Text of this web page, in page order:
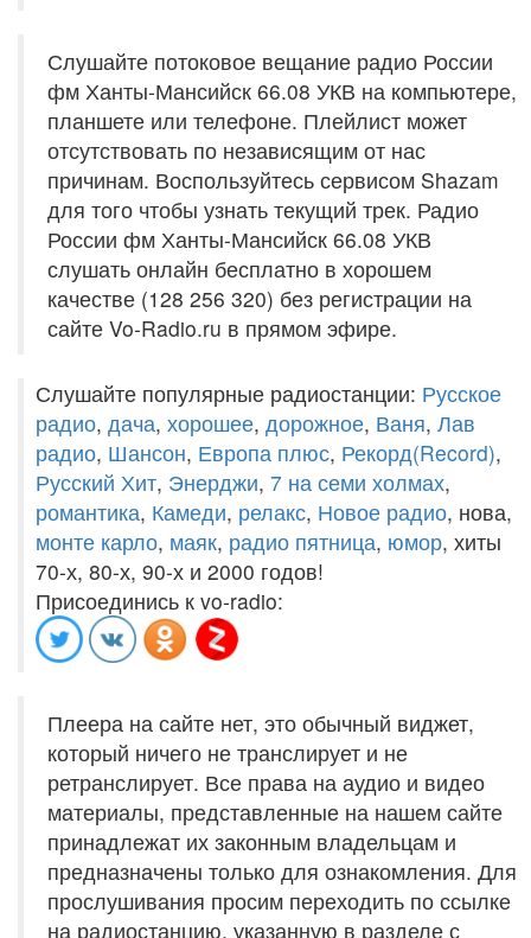
Слушайте потоковое вещание радио России
фм Ханты-Мансийск 66.08 УКВ на компьютере,
планшете или телефоне. Плейлист может
отсутствовать по независящим от нас
причинам. Воспользуйтесь сервисом Shazam
для того чтобы узнать текущий трек. Радио
России фм Ханты-Мансийск 66.08 УКВ
слушать онлайн бесплатно в хорошем
качестве (128 256 320) без регистрации на
сайте Vo-Radio.ru в прямом эфире.
Слушайте популярные радиостанции: Русское
радио, дача, хорошее, дорожное, Ваня, Лав
радио, Шансон, Европа плюс, Рекорд(Record),
Русский Хит, Энерджи, 7 на семи холмах,
романтика, Камеди, релакс, Новое радио, нова,
монте карло, маяк, радио пятница, юмор, хиты
70-х, 80-х, 90-х и 2000 годов!
Присоединись к vo-radio:
Плеера на сайте нет, это обычный виджет,
который ничего не транслирует и не
ретранслирует. Все права на аудио и видео
материалы, представленные на нашем сайте
принадлежат их законным владельцам и
предназначены только для ознакомления. Для
прослушивания просим переходить по ссылке
на радиостанцию, указанную в разделе с